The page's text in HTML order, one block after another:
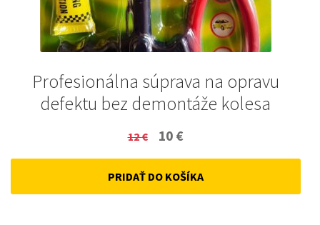
Profesionálna súprava na opravu
defektu bez demontáže kolesa
12€
Original
price
was:
10 €
price
is:
PRIDAŤ DO KOŠÍKA